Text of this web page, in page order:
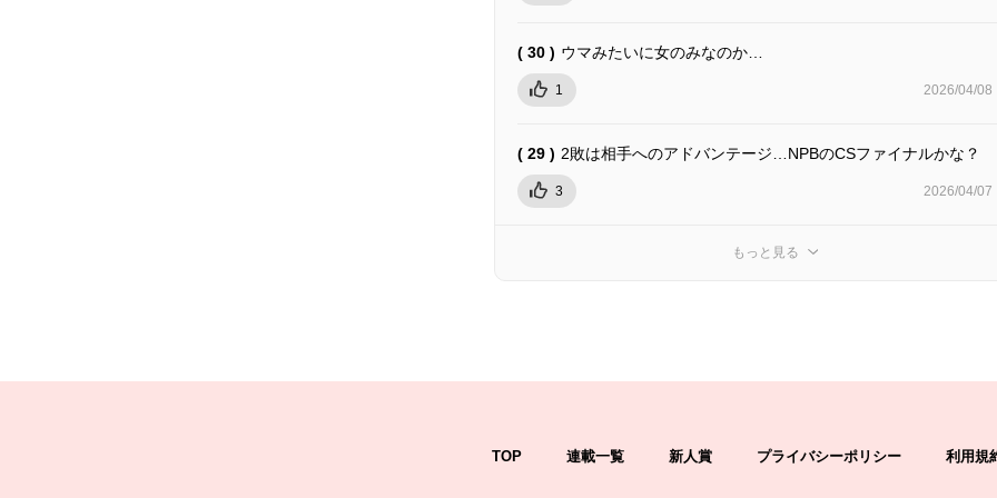
( 30 ) ウマみたいに女のみなのか…
1 2026/04/08
( 29 ) 2敗は相手へのアドバンテージ…NPBのCSファイナルかな？
3 2026/04/07
もっと見る
TOP 連載一覧 新人賞 プライバシーポリシー 利用規